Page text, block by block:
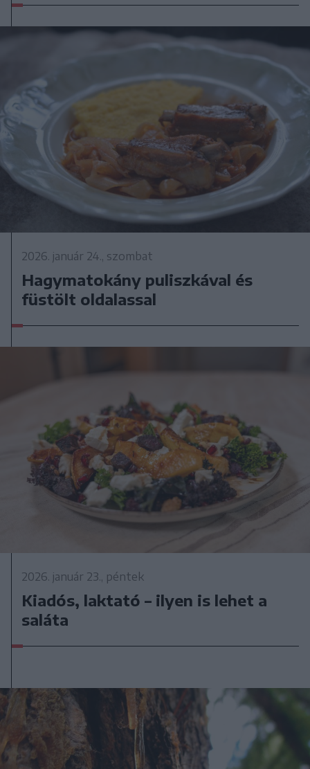
2026. január 24., szombat
Hagymatokány puliszkával és
füstölt oldalassal
2026. január 23., péntek
Kiadós, laktató – ilyen is lehet a
saláta